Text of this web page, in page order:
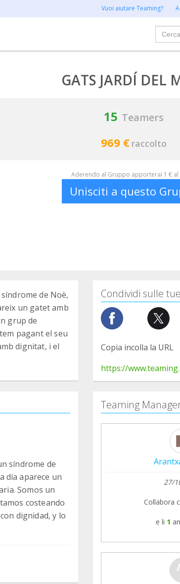
Vuoi aiutare Teaming?
Cerca
GATS JARDÍ DEL
15 Teamers
969 € raccolto
Aderendo al Gruppo apporterai 1 € al
Unisciti a questo
de Noè,
un gatet amb
grup de
pagant el seu
dignitat, i el
síndrome de
día aparece un
Somos un
costeando
dignidad, y lo
Condividi sulle
Copia incolla la URL
https://
Teaming
27/
Collabora
e li 1